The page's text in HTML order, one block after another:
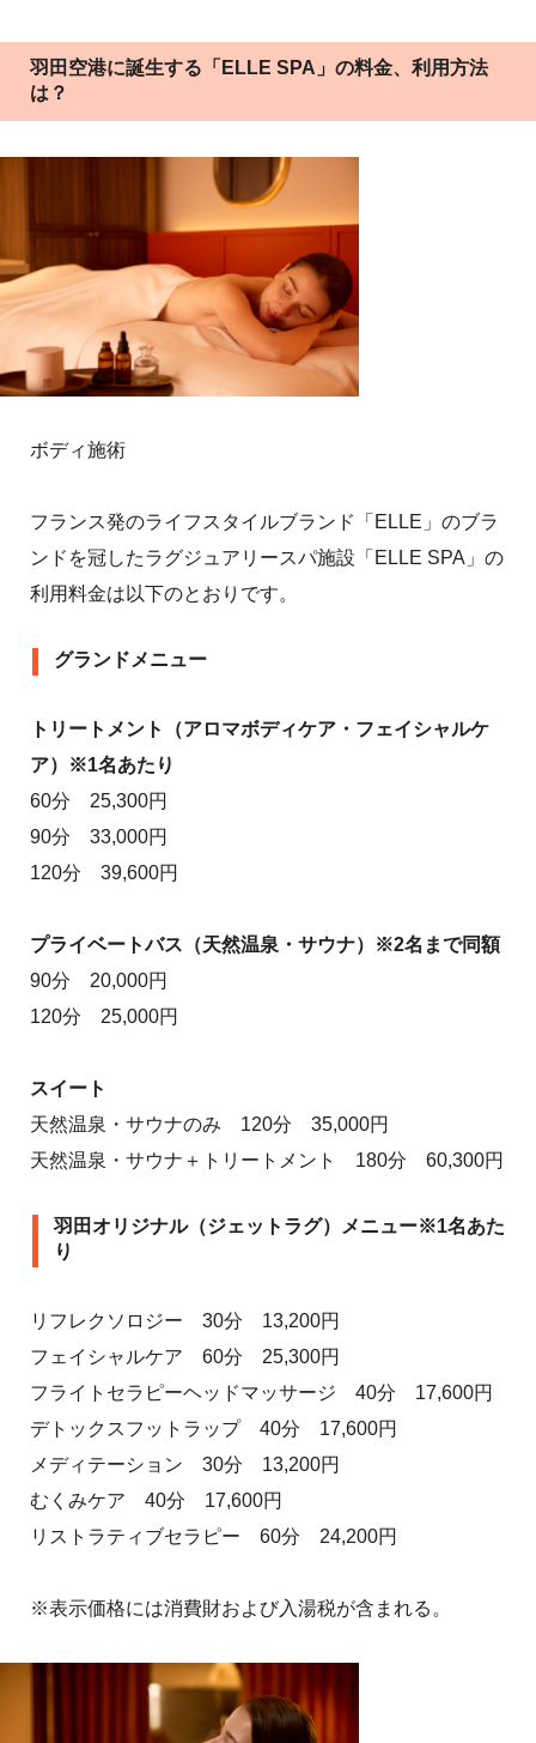
羽田空港に誕生する「ELLE SPA」の料金、利用方法
は？
ボディ施術
フランス発のライフスタイルブランド「ELLE」のブラ
ンドを冠したラグジュアリースパ施設「ELLE SPA」の
利用料金は以下のとおりです。
グランドメニュー
トリートメント（アロマボディケア・フェイシャルケ
ア）※1名あたり
60分 25,300円
90分 33,000円
120分 39,600円
プライベートバス（天然温泉・サウナ）※2名まで同額
90分 20,000円
120分 25,000円
スイート
天然温泉・サウナのみ 120分 35,000円
天然温泉・サウナ＋トリートメント 180分 60,300円
羽田オリジナル（ジェットラグ）メニュー※1名あた
り
リフレクソロジー 30分 13,200円
フェイシャルケア 60分 25,300円
フライトセラピーヘッドマッサージ 40分 17,600円
デトックスフットラップ 40分 17,600円
メディテーション 30分 13,200円
むくみケア 40分 17,600円
リストラティブセラピー 60分 24,200円
※表示価格には消費財および入湯税が含まれる。